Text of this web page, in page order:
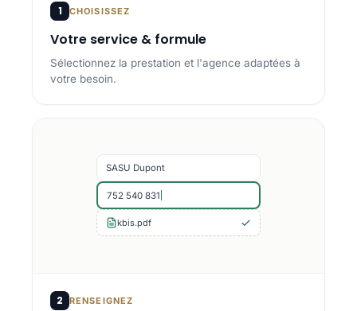
1 CHOISISSEZ
Votre service & formule
Sélectionnez la prestation et l'agence adaptées à
votre besoin.
SASU Dupont
752 540 831
kbis.pdf
2 RENSEIGNEZ